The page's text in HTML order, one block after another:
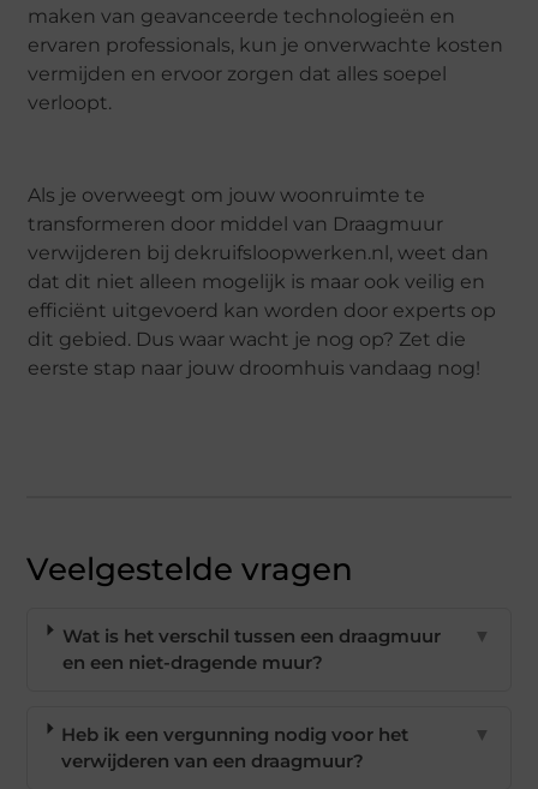
maken van geavanceerde technologieën en
ervaren professionals, kun je onverwachte kosten
vermijden en ervoor zorgen dat alles soepel
verloopt.
Als je overweegt om jouw woonruimte te
transformeren door middel van Draagmuur
verwijderen bij dekruifsloopwerken.nl, weet dan
dat dit niet alleen mogelijk is maar ook veilig en
efficiënt uitgevoerd kan worden door experts op
dit gebied. Dus waar wacht je nog op? Zet die
eerste stap naar jouw droomhuis vandaag nog!
Veelgestelde vragen
Wat is het verschil tussen een draagmuur
en een niet-dragende muur?
▼
Heb ik een vergunning nodig voor het
verwijderen van een draagmuur?
▼